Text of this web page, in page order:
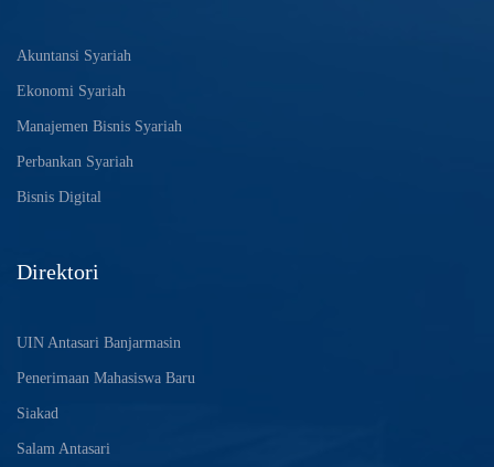
Akuntansi Syariah
Ekonomi Syariah
Manajemen Bisnis Syariah
Perbankan Syariah
Bisnis Digital
Direktori
UIN Antasari Banjarmasin
Penerimaan Mahasiswa Baru
Siakad
Salam Antasari